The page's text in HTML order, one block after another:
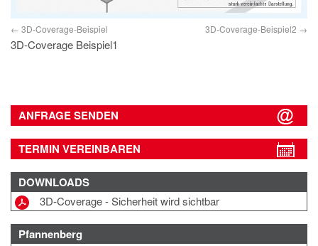
3D-Coverage-Beispiel 3D-Coverage-Beispiel2
3D-Coverage Beispiel1
ANFRAGE SENDEN
TERMIN VEREINBAREN
DOWNLOADS
3D-Coverage - Sicherheit wird sichtbar
Pfannenberg